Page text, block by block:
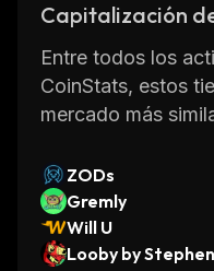
Capitalización
Entre todos los
CoinStats, estos
mercado más
ZODs
Gremly
Will U
Looby by